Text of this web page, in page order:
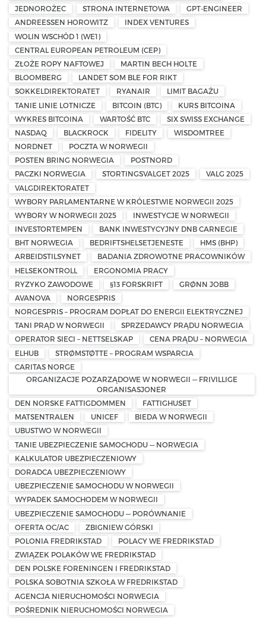
JEDNOROŻEC
STRONA INTERNETOWA
GPT-ENGINEER
ANDREESSEN HOROWITZ
INDEX VENTURES
WOLIN WSCHÓD 1 (WE1)
CENTRAL EUROPEAN PETROLEUM (CEP)
ZŁOŻE ROPY NAFTOWEJ
MARTIN BECH HOLTE
BLOOMBERG
LANDET SOM BLE FOR RIKT
SOKKELDIREKTORATET
RYANAIR
LIMIT BAGAŻU
TANIE LINIE LOTNICZE
BITCOIN (BTC)
KURS BITCOINA
WYKRES BITCOINA
WARTOŚĆ BTC
SIX SWISS EXCHANGE
NASDAQ
BLACKROCK FIDELITY
WISDOMTREE
NORDNET
POCZTA W NORWEGII
POSTEN BRING NORWEGIA
POSTNORD
PACZKI NORWEGIA
STORTINGSVALGET 2025
VALG 2025
VALGDIREKTORATET
WYBORY PARLAMENTARNE W KRÓLESTWIE NORWEGII 2025
WYBORY W NORWEGII 2025
INWESTYCJE W NORWEGII
INVESTORTEMPEN
BANK INWESTYCYJNY DNB CARNEGIE
BHT NORWEGIA
BEDRIFTSHELSETJENESTE
HMS (BHP)
ARBEIDSTILSYNET
BADANIA ZDROWOTNE PRACOWNIKÓW
HELSEKONTROLL
ERGONOMIA PRACY
RYZYKO ZAWODOWE
§13 FORSKRIFT
GRØNN JOBB
AVANOVA
NORGESPRIS
NORGESPRIS – PROGRAM DOPŁAT DO ENERGII ELEKTRYCZNEJ
TANI PRĄD W NORWEGII
SPRZEDAWCY PRĄDU NORWEGIA
OPERATOR SIECI – NETTSELSKAP
CENA PRĄDU – NORWEGIA
ELHUB
STRØMSTØTTE – PROGRAM WSPARCIA
CARITAS NORGE
ORGANIZACJE POZARZĄDOWE W NORWEGII — FRIVILLIGE
ORGANISASJONER
DEN NORSKE FATTIGDOMMEN
FATTIGHUSET
MATSENTRALEN
UNICEF
BIEDA W NORWEGII
UBUSTWO W NORWEGII
TANIE UBEZPIECZENIE SAMOCHODU — NORWEGIA
KALKULATOR UBEZPIECZENIOWY
DORADCA UBEZPIECZENIOWY
UBEZPIECZENIE SAMOCHODU W NORWEGII
WYPADEK SAMOCHODEM W NORWEGII
UBEZPIECZENIE SAMOCHODU — PORÓWNANIE
OFERTA OC/AC
ZBIGNIEW GÓRSKI
POLONIA FREDRIKSTAD
POLACY WE FREDRIKSTAD
ZWIĄZEK POLAKÓW WE FREDRIKSTAD
DEN POLSKE FORENINGEN I FREDRIKSTAD
POLSKA SOBOTNIA SZKOŁA W FREDRIKSTAD
AGENCJA NIERUCHOMOŚCI NORWEGIA
POŚREDNIK NIERUCHOMOŚCI NORWEGIA